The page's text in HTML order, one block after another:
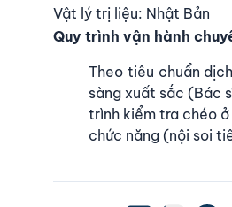
Vật lý trị liệu: Nhật Bản
Quy trình vận hành
Theo tiêu chuẩn
sàng xuất sắc (Bác
trình kiểm tra chéo
chức năng (nội soi